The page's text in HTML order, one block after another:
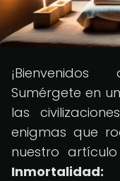
Sumérgete en
las
enigmas que
nuestro